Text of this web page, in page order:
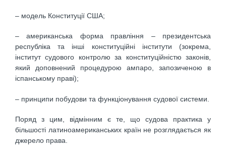
– модель Конституції США;
– американська форма правління – президентська
республіка та інші конституційні інститути (зокрема,
інститут судового контролю за конституційністю законів,
який доповнений процедурою ампаро, запозиченою в
іспанському праві);
– принципи побудови та функціонування судової системи.
Поряд з цим, відмінним є те, що судова практика у
більшості латиноамериканських країн не розглядається як
джерело права.